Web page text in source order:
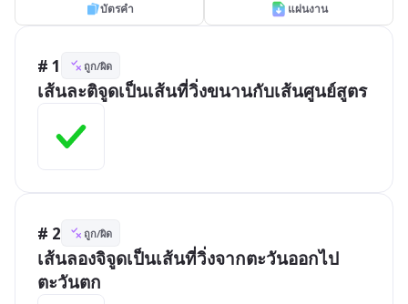
บัตรคำ แผ่นงาน
# 1 ถูก/ผิด
เส้นละติจูดเป็นเส้นที่วิ่งขนานกับเส้นศูนย์สูตร
# 2 ถูก/ผิด
เส้นลองจิจูดเป็นเส้นที่วิ่งจากตะวันออกไป
ตะวันตก